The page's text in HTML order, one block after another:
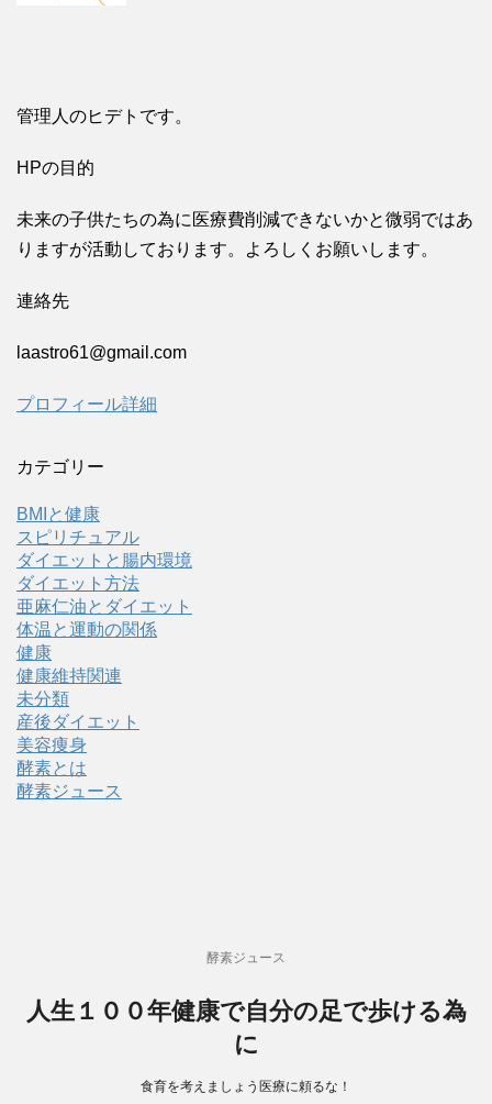
管理人のヒデトです。
HPの目的
未来の子供たちの為に医療費削減できないかと微弱ではあ
りますが活動しております。よろしくお願いします。
連絡先
laastro61@gmail.com
プロフィール詳細
カテゴリー
BMIと健康
スピリチュアル
ダイエットと腸内環境
ダイエット方法
亜麻仁油とダイエット
体温と運動の関係
健康
健康維持関連
未分類
産後ダイエット
美容痩身
酵素とは
酵素ジュース
酵素ジュース
人生１００年健康で自分の足で歩ける為
に
食育を考えましょう医療に頼るな！